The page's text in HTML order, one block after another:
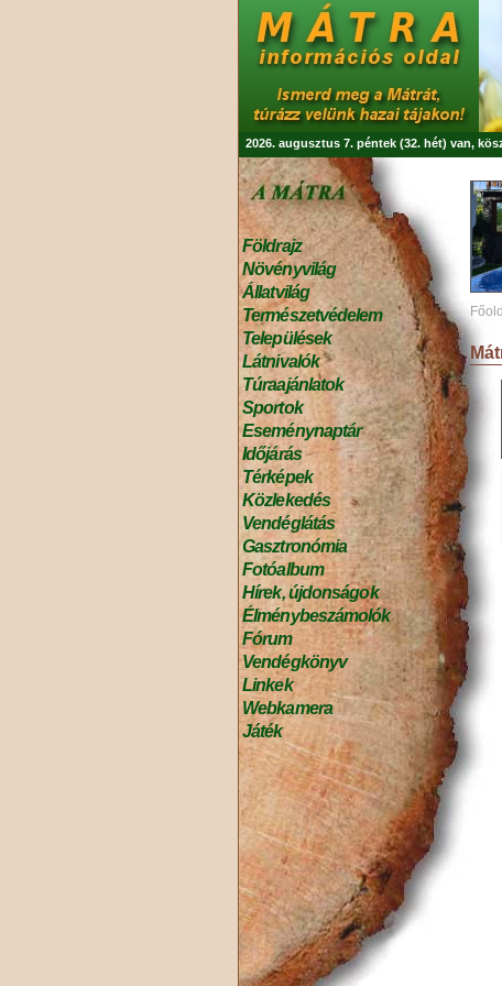
2026. augusztus 7. péntek (32. hét) van,
Földrajz
Növényvilág
Állatvilág
Természetvédelem
Települések
Látnivalók
Túraajánlatok
Sportok
Eseménynaptár
Időjárás
Térképek
Közlekedés
Vendéglátás
Gasztronómia
Fotóalbum
Hírek, újdonságok
Élménybeszámolók
Fórum
Vendégkönyv
Linkek
Webkamera
Játék